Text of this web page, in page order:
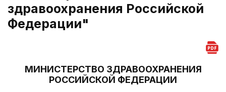
здравоохранения Российской
Федерации"
МИНИСТЕРСТВО ЗДРАВООХРАНЕНИЯ
РОССИЙСКОЙ ФЕДЕРАЦИИ